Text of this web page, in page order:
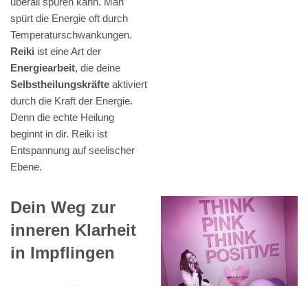
spürt die Energie oft durch
Temperaturschwankungen.
Reiki ist eine Art der
Energiearbeit, die deine
Selbstheilungskräfte aktiviert
durch die Kraft der Energie.
Denn die echte Heilung
beginnt in dir. Reiki ist
Entspannung auf seelischer
Ebene.
Dein Weg zur
inneren Klarheit
in Impflingen